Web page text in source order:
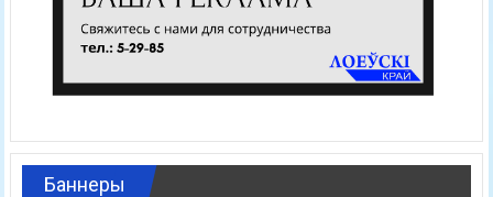
Баннеры